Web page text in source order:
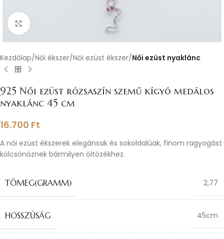
Nagyításhoz kattints ide
Kezdőlap Női ékszer Női ezüst ékszer Női ezüst nyaklánc
925 Női ezüst rózsaszín szemű kígyó medálos
nyaklánc 45 cm
16.700 Ft
A női ezüst ékszerek elegánsak és sokoldalúak, finom ragyogást
kölcsönöznek bármilyen öltözékhez.
TÖMEG(GRAMM) 2,77
HOSSZÚSÁG 45cm